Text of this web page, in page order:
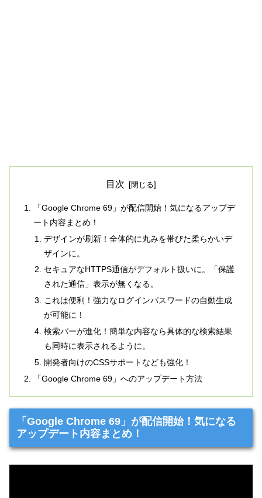
目次
「Google Chrome 69」が配信開始！気になるアップデ
ート内容まとめ！
デザインが刷新！全体的に丸みを帯びた柔らかいデ
ザインに。
セキュアなHTTPS通信がデフォルト扱いに。「保護
された通信」表示が無くなる。
これは便利！強力なログインパスワードの自動生成
が可能に！
検索バーが進化！簡単な内容なら具体的な検索結果
も同時に表示されるように。
開発者向けのCSSサポートなども強化！
「Google Chrome 69」へのアップデート方法
「Google Chrome 69」が配信開始！気になる
アップデート内容まとめ！